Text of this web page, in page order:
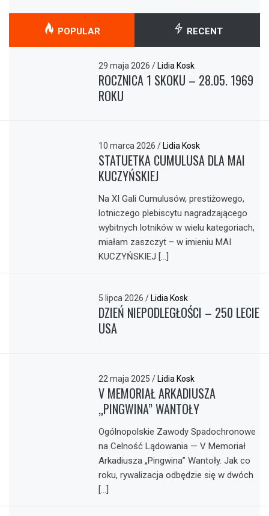
POPULAR RECENT
29 maja 2026/ Lidia Kosk
ROCZNICA 1 SKOKU – 28.05. 1969
ROKU
10 marca 2026/ Lidia Kosk
STATUETKA CUMULUSA DLA MAI
KUCZYŃSKIEJ
Na XI Gali Cumulusów, prestiżowego,
lotniczego plebiscytu nagradzającego
wybitnych lotników w wielu kategoriach,
miałam zaszczyt – w imieniu MAI
KUCZYŃSKIEJ […]
5 lipca 2026/ Lidia Kosk
DZIEŃ NIEPODLEGŁOŚCI – 250 LECIE
USA
22 maja 2025/ Lidia Kosk
V MEMORIAŁ ARKADIUSZA
„PINGWINA” WANTOŁY
Ogólnopolskie Zawody Spadochronowe
na Celność Lądowania — V Memoriał
Arkadiusza „Pingwina” Wantoły. Jak co
roku, rywalizacja odbędzie się w dwóch
[…]